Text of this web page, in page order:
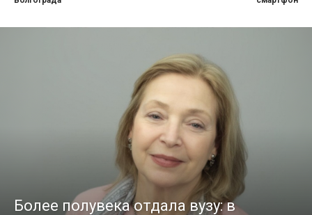
Более полувека отдала вузу: в